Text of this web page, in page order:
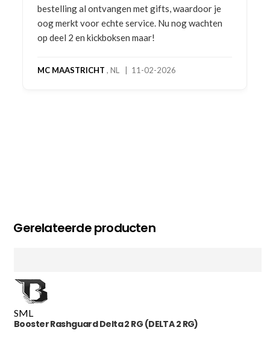
bestelling al ontvangen met gifts, waardoor je
oog merkt voor echte service. Nu nog wachten
op deel 2 en kickboksen maar!
MC MAASTRICHT , NL | 11-02-2026
Gerelateerde producten
SML
Booster Rashguard Delta 2 RG (DELTA 2 RG)